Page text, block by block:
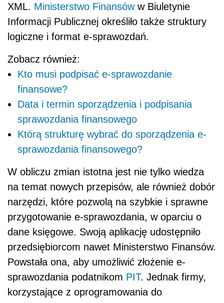
XML. Ministerstwo Finansóww Biuletynie
Informacji Publicznej określiło także struktury
logiczne i format e-sprawozdań.
Zobacz również:
Kto musi podpisać e-sprawozdanie
finansowe?
Data i termin sporządzenia i podpisania
sprawozdania finansowego
Którą strukturę wybrać do sporządzenia e-
sprawozdania finansowego?
W obliczu zmian istotna jest nie tylko wiedza
na temat nowych przepisów, ale również dobór
narzędzi, które pozwolą na szybkie i sprawne
przygotowanie e-sprawozdania, w oparciu o
dane księgowe. Swoją aplikację udostępniło
przedsiębiorcom nawet Ministerstwo Finansów.
Powstała ona, aby umożliwić złożenie e-
sprawozdania podatnikom PIT. Jednak firmy,
korzystające z oprogramowania do